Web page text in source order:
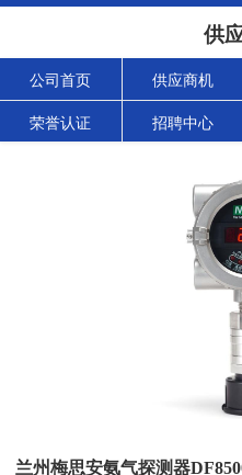
供
公司首页 供应商机
荣誉认证 招聘中心
兰州梅思安氨气探测器